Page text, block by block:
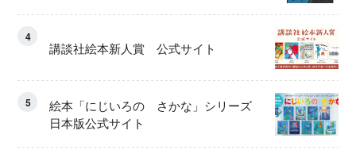
4
講談社絵本新人賞 公式サイト
5
絵本「にじいろの さかな」シリーズ
日本版公式サイト